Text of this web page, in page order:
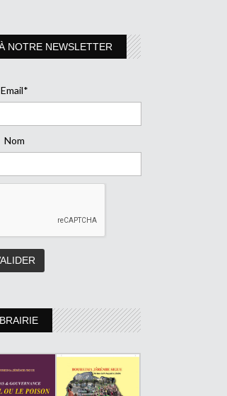
NOTRE NEWSLETTER
Email*
Nom